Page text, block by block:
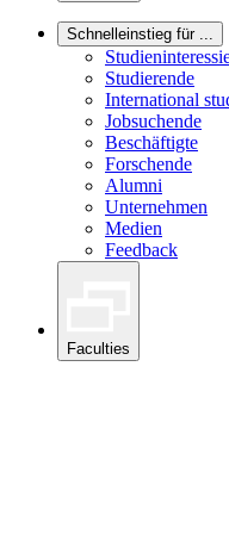
Schnelleinstieg für ...
Studierende
International
Jobsuchende
Beschäftigte
Forschende
Alumni
Unternehmen
Medien
Feedback
Faculties